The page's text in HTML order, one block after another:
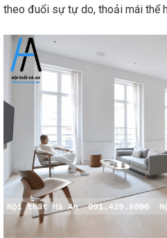
theo đuổi sự tự do, thoải mái thể